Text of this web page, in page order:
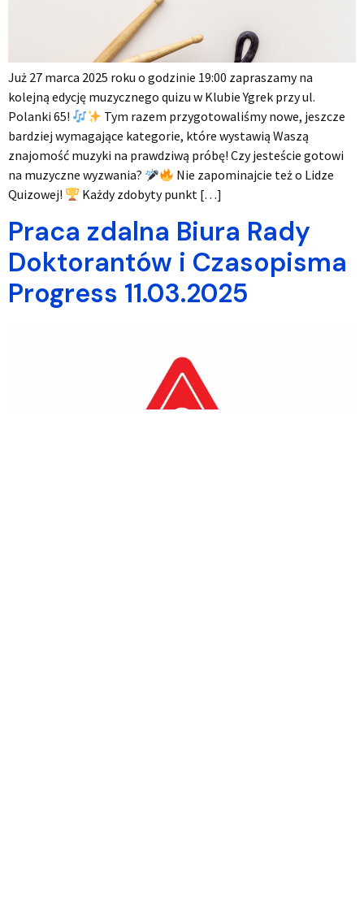
Już 27 marca 2025 roku o godzinie 19:00 zapraszamy na
kolejną edycję muzycznego quizu w Klubie Ygrek przy ul.
Polanki 65!
Tym razem przygotowaliśmy nowe, jeszcze
bardziej wymagające kategorie, które wystawią Waszą
znajomość muzyki na prawdziwą próbę! Czy jesteście gotowi
na muzyczne wyzwania?
Nie zapominajcie też o Lidze
Quizowej!
Każdy zdobyty punkt […]
Praca zdalna Biura Rady
Doktorantów i Czasopisma
Progress 11.03.2025